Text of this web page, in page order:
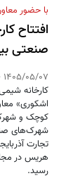
با حضور
افتتاح
صنعتی
1405/05/07 - 13:35
کارخانه
اشکوری»
کوچک و
شهرک‌های
تجارت
هریس در
رسید.